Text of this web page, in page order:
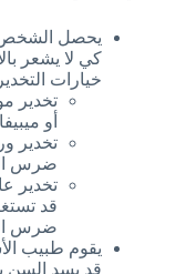
يحصل الشخص
كي لا يشعر
خيارات
تخدير
أو
تخدير
ضرس
تخدير
قد
ضرس
يقوم طبيب
قد يسد السن